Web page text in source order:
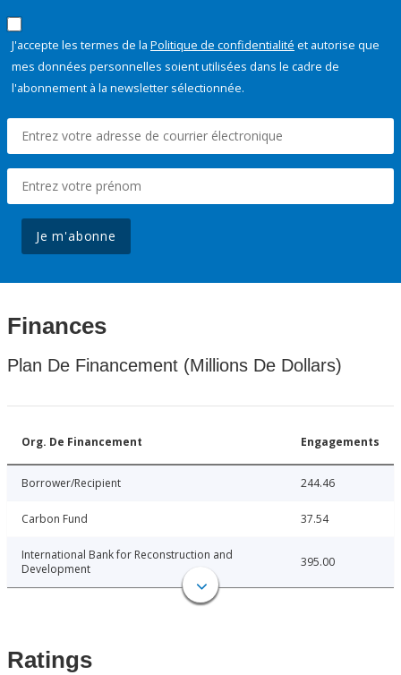
J'accepte les termes de la Politique de confidentialité et autorise que
mes données personnelles soient utilisées dans le cadre de
l'abonnement à la newsletter sélectionnée.
Je m'abonne
Finances
Plan De Financement (Millions De Dollars)
Org. De Financement Engagements
Borrower/Recipient 244.46
Carbon Fund 37.54
International Bank for Reconstruction and
Development
395.00
Ratings